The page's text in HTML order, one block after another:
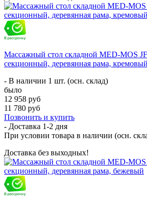
Массажный стол складной MED-MOS
секционный, деревянная рама,
- В наличии 1 шт. (осн. склад)
было
12 958 руб
11 780 руб
Позвонить и купить
- Доставка 1-2 дня
При условии товара в наличии (осн.
Доставка без выходных!